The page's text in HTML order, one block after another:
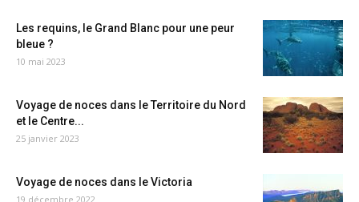
Les requins, le Grand Blanc pour une peur
bleue ?
10 mai 2023
Voyage de noces dans le Territoire du Nord
et le Centre...
25 janvier 2023
Voyage de noces dans le Victoria
19 décembre 2022